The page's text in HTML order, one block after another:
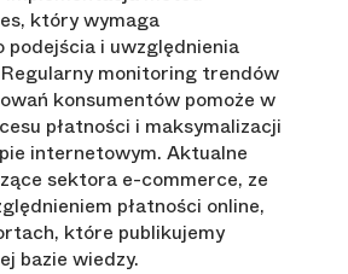
który wymaga
podejścia i uwzględnienia
monitoring trendów
konsumentów pomoże w
płatności i maksymalizacji
internetowym. Aktualne
sektora e-commerce, ze
płatności online,
które publikujemy
bazie wiedzy.